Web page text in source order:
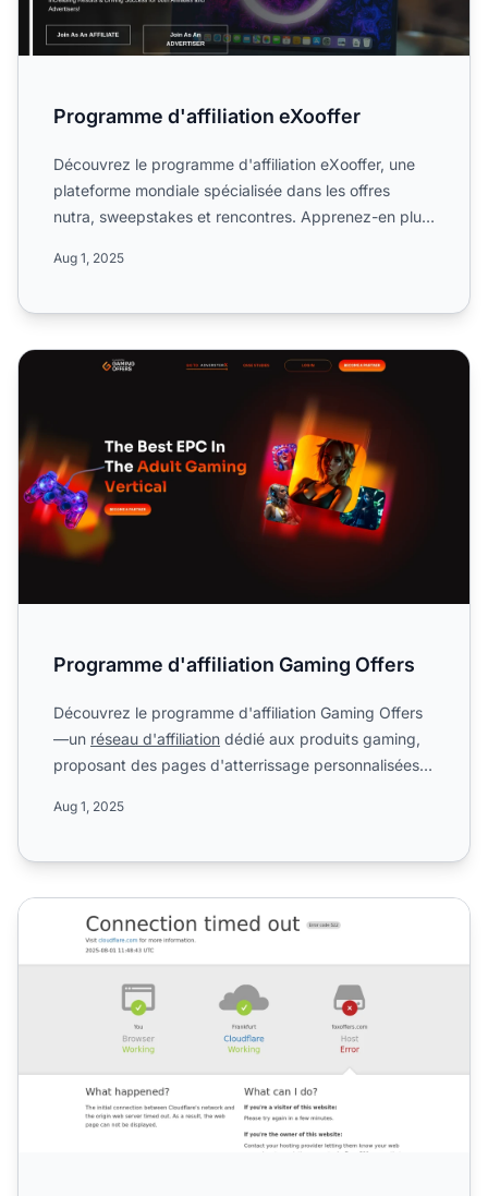
Programme d'affiliation eXooffer
Découvrez le programme d'affiliation eXooffer, une
plateforme mondiale spécialisée dans les offres
nutra, sweepstakes et rencontres. Apprenez-en plus
Aug 1, 2025
Programme d'affiliation Gaming Offers
Programme d'affiliation Gaming Offers
Découvrez le programme d'affiliation Gaming Offers
—un réseau d'affiliation dédié aux produits gaming,
proposant des pages d'atterrissage personnalisées,
Aug 1, 2025
Programme d'affiliation FoxOffers